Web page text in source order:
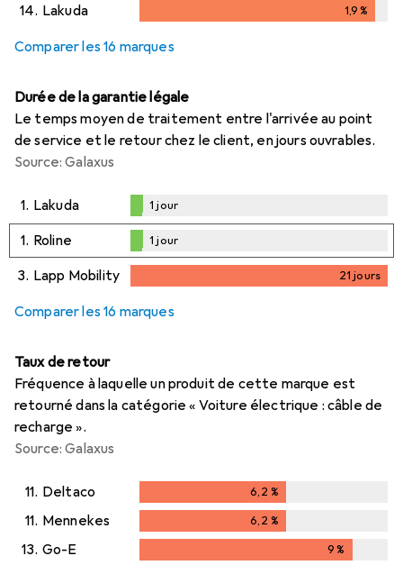
14. Lakuda 1,9%
Comparer les 16 marques
Durée de la garantie légale
Le temps moyen de traitement entre l'arrivée au point
de service et le retour chez le client, en jours ouvrables.
Source: Galaxus
1. Lakuda
1jour
1 jour
1. Roline
1jour
1 jour
3. Lapp Mobility 21 jours
Comparer les 16 marques
Taux de retour
Fréquence à laquelle un produit de cette marque est
retourné dans la catégorie « Voiture électrique : câble de
recharge ».
Source: Galaxus
11. Deltaco 6,2 %
11. Mennekes 6,2 %
13. Go-E 9%